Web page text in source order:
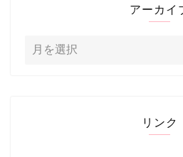
アーカイ
リンク